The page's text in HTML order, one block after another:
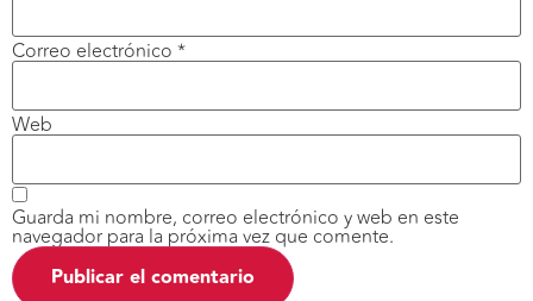
Correo electrónico *
Web
Guarda mi nombre, correo electrónico y web en este
navegador para la próxima vez que comente.